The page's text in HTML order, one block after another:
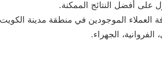
على أفضل النتائج الممكنة.
العملاء الموجودين في منطقة مدينة
الفروانية، الجهراء.